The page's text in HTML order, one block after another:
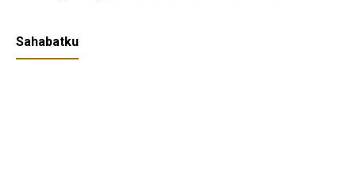
Sahabatku